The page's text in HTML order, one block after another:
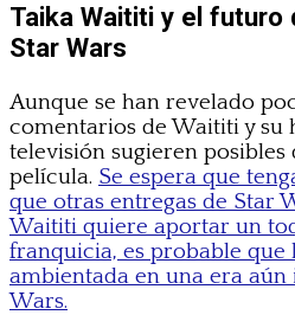
Taika Waititi y el futuro
Star Wars
Aunque se han revelado
comentarios de Waititi y su
televisión sugieren
película. Se espera que
que otras entregas de Star
Waititi quiere aportar un
franquicia, es probable que
ambientada en una era
Wars.